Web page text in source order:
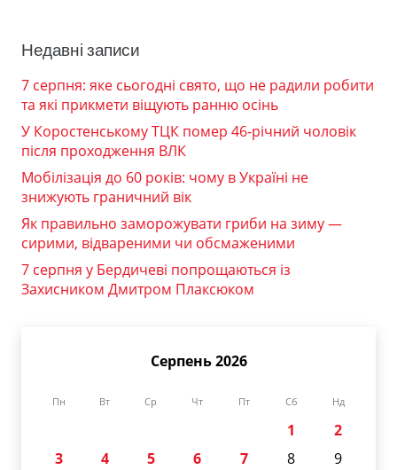
Недавні записи
7 серпня: яке сьогодні свято, що не радили робити
та які прикмети віщують ранню осінь
У Коростенському ТЦК помер 46-річний чоловік
після проходження ВЛК
Мобілізація до 60 років: чому в Україні не
знижують граничний вік
Як правильно заморожувати гриби на зиму —
сирими, відвареними чи обсмаженими
7 серпня у Бердичеві попрощаються із
Захисником Дмитром Плаксюком
Серпень 2026
Пн Вт Ср Чт Пт Сб Нд
1
2
3
4 5 6 7 8
9